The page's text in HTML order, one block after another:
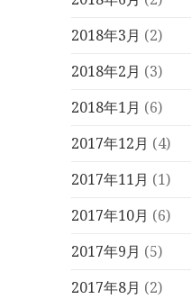
2018年3月 (2)
2018年2月 (3)
2018年1月 (6)
2017年12月 (4)
2017年11月 (1)
2017年10月 (6)
2017年9月 (5)
2017年8月 (2)